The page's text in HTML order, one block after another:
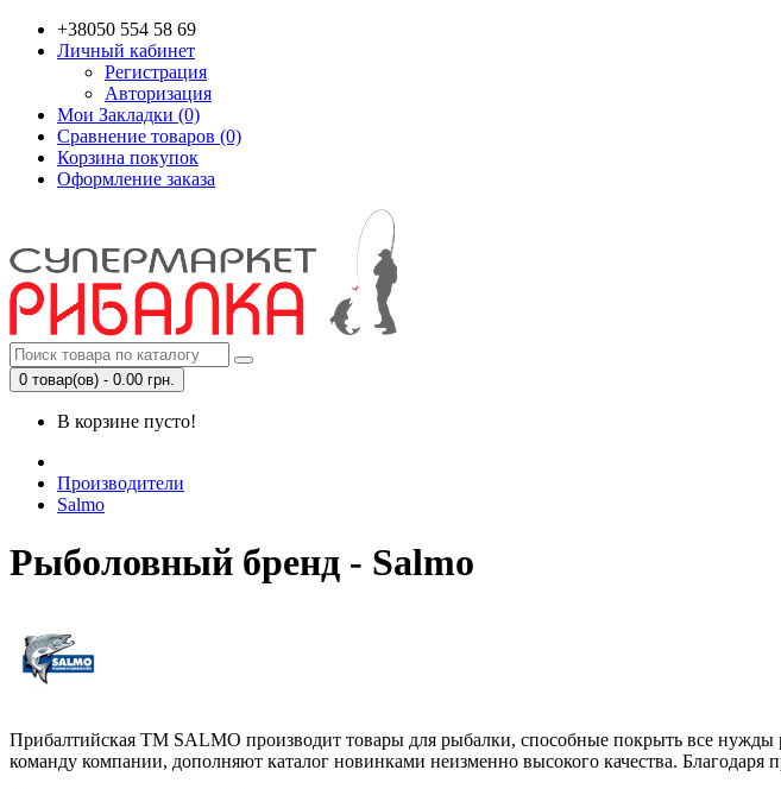
+38050 554 58 69
Личный кабинет
Регистрация
Авторизация
Мои Закладки (0)
Сравнение товаров (0)
Корзина покупок
Оформление заказа
0 товар(ов) - 0.00 грн.
В корзине пусто!
Производители
Salmo
Рыболовный бренд - Salmo
Прибалтийская ТМ SALMO производит товары для рыбалки, способные покрыть все
команду компании, дополняют каталог новинками неизменно высокого качества. Благодаря